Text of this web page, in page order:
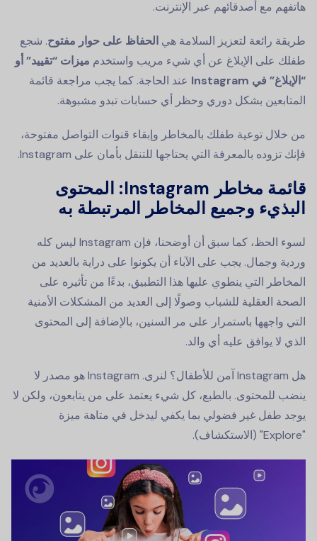
هاتفهم مع أصدقائهم عبر الإنترنت.
طريقة رائعة لتعزيز السلامة هي الحفاظ على حوار مفتوح. شجع
طفلك على الإبلاغ عن أي شيء مريب واستخدم ميزات “تقييد” أو
“الإبلاغ” في Instagram
عند الحاجة. كما يجب مراجعة قائمة
المتابعين بشكل دوري وحظر أي حسابات تبدو مشبوهة.
من خلال توعية طفلك بالمخاطر وإبقاء قنوات التواصل مفتوحة،
فإنك تزوده بالمعرفة التي يحتاجها للتنقل بأمان على Instagram.
قائمة مخاطر Instagram: المحتوى
البذيء وجميع المخاطر المرتبطة به
لسوء الحظ، كما سبق أن أوضحنا، فإن Instagram ليس كله
وردية وجمال. يجب على الآباء أن يكونوا على دراية بالعديد من
المخاطر التي ينطوي عليها هذا التطبيق، بدءًا من تأثيره على
الصحة العقلية للشباب وصولًا إلى العديد من المشكلات الأمنية
التي واجهها باستمرار على مر السنين، بالإضافة إلى المحتوى
الذي لا يوافق عليه أي والد.
هل Instagram آمن للأطفال؟ لنرى. Instagram هو مصدر لا
ينضب للمحتوى. بالطبع، كل شيء يعتمد على من يتابعون، ولكن لا
يوجد طفل غير فضولي بما يكفي ليدخل في متاهة ميزة
"Explore" (الاستكشاف).